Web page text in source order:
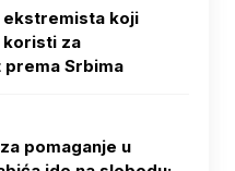
ekstremista koji
koristi za
Srbima
pomaganje u